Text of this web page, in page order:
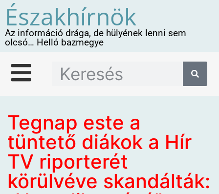
Északhírnök
Az információ drága, de hülyének lenni sem
olcsó… Helló bazmegye
Tegnap este a
tüntető diákok a Hír
TV riporterét
körülvéve skandálták: